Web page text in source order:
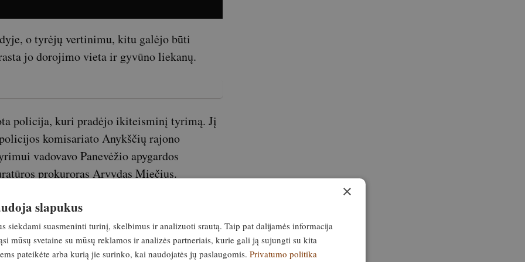
o tyrėjų vertinimu, kitu galėjo būti
jo dorojimo vieta ir gyvūno liekanų.
policija, kuri pradėjo ikiteisminį tyrimą. Jį
komisariato Anykščių rajono
vadovavo Panevėžio apygardos
prokuroras Arvydas Miečius.
– netoli miško gyvenantį, anksčiau jau
metu buvo aptikta laukinių gyvūnų
į naudotas savadarbiams
rado ir draudžiamų medžioklės bei
×
slapukus
siekdami suasmeninti turinį, skelbimus ir analizuoti srautą. Taip pat dalijamės informacija
mūsų svetaine su mūsų reklamos ir analizės partneriais, kurie gali ją sujungti su kita
pateikėte arba kurią jie surinko, kai naudojatės jų paslaugomis. Privatumo politika